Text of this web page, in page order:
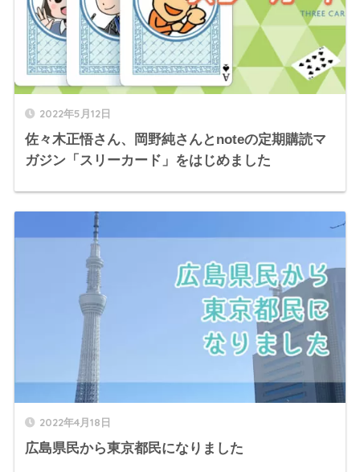
2022年5月12日
佐々木正悟さん、岡野純さんとnoteの定期購読マ
ガジン「スリーカード」をはじめました
2022年4月18日
広島県民から東京都民になりました